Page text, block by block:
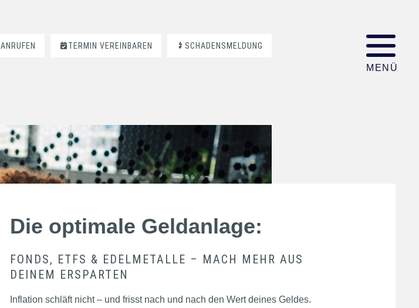
ANRUFEN TERMIN VEREINBAREN SCHADENSMELDUNG
Die optimale Geldanlage:
FONDS, ETFS & EDELMETALLE – MACH MEHR AUS
DEINEM ERSPARTEN
Inflation schläft nicht – und frisst nach und nach den Wert deines Geldes.